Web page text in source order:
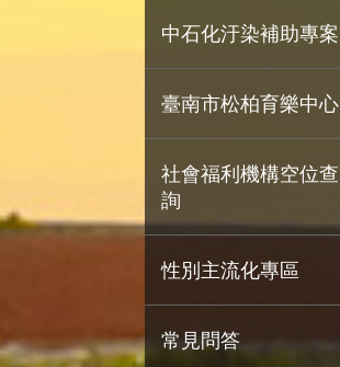
中石化汙染補助專案
臺南市松柏育樂中心
社會福利機構空位查
詢
性別主流化專區
常見問答